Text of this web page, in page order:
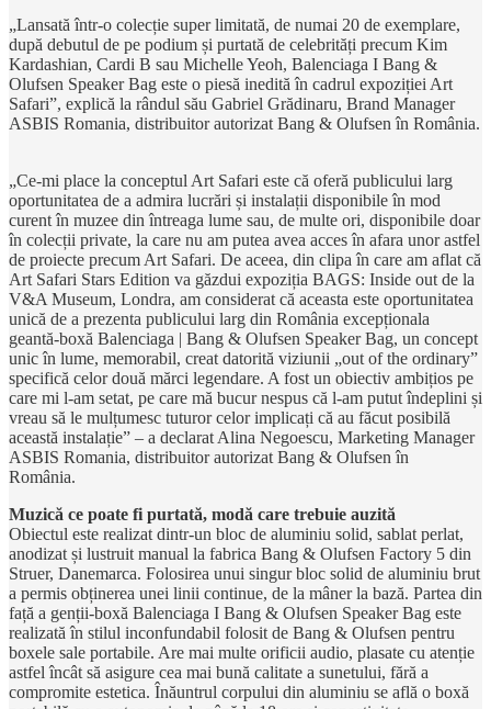
„Lansată într-o colecție super limitată, de numai 20 de exemplare,
după debutul de pe podium și purtată de celebrități precum Kim
Kardashian, Cardi B sau Michelle Yeoh, Balenciaga I Bang &
Olufsen Speaker Bag este o piesă inedită în cadrul expoziției Art
Safari”, explică la rândul său Gabriel Grădinaru, Brand Manager
ASBIS Romania, distribuitor autorizat Bang & Olufsen în România.
„Ce-mi place la conceptul Art Safari este că oferă publicului larg
oportunitatea de a admira lucrări și instalații disponibile în mod
curent în muzee din întreaga lume sau, de multe ori, disponibile doar
în colecții private, la care nu am putea avea acces în afara unor astfel
de proiecte precum Art Safari. De aceea, din clipa în care am aflat că
Art Safari Stars Edition va găzdui expoziția BAGS: Inside out de la
V&A Museum, Londra, am considerat că aceasta este oportunitatea
unică de a prezenta publicului larg din România excepționala
geantă-boxă Balenciaga | Bang & Olufsen Speaker Bag, un concept
unic în lume, memorabil, creat datorită viziunii „out of the ordinary”
specifică celor două mărci legendare. A fost un obiectiv ambițios pe
care mi l-am setat, pe care mă bucur nespus că l-am putut îndeplini și
vreau să le mulțumesc tuturor celor implicați că au făcut posibilă
această instalație” – a declarat Alina Negoescu, Marketing Manager
ASBIS Romania, distribuitor autorizat Bang & Olufsen în
România.
Muzică ce poate fi purtată, modă care trebuie auzită
Obiectul este realizat dintr-un bloc de aluminiu solid, sablat perlat,
anodizat și lustruit manual la fabrica Bang & Olufsen Factory 5 din
Struer, Danemarca. Folosirea unui singur bloc solid de aluminiu brut
a permis obținerea unei linii continue, de la mâner la bază. Partea din
față a genții-boxă Balenciaga I Bang & Olufsen Speaker Bag este
realizată în stilul inconfundabil folosit de Bang & Olufsen pentru
boxele sale portabile. Are mai multe orificii audio, plasate cu atenție
astfel încât să asigure cea mai bună calitate a sunetului, fără a
compromite estetica. Înăuntrul corpului din aluminiu se află o boxă